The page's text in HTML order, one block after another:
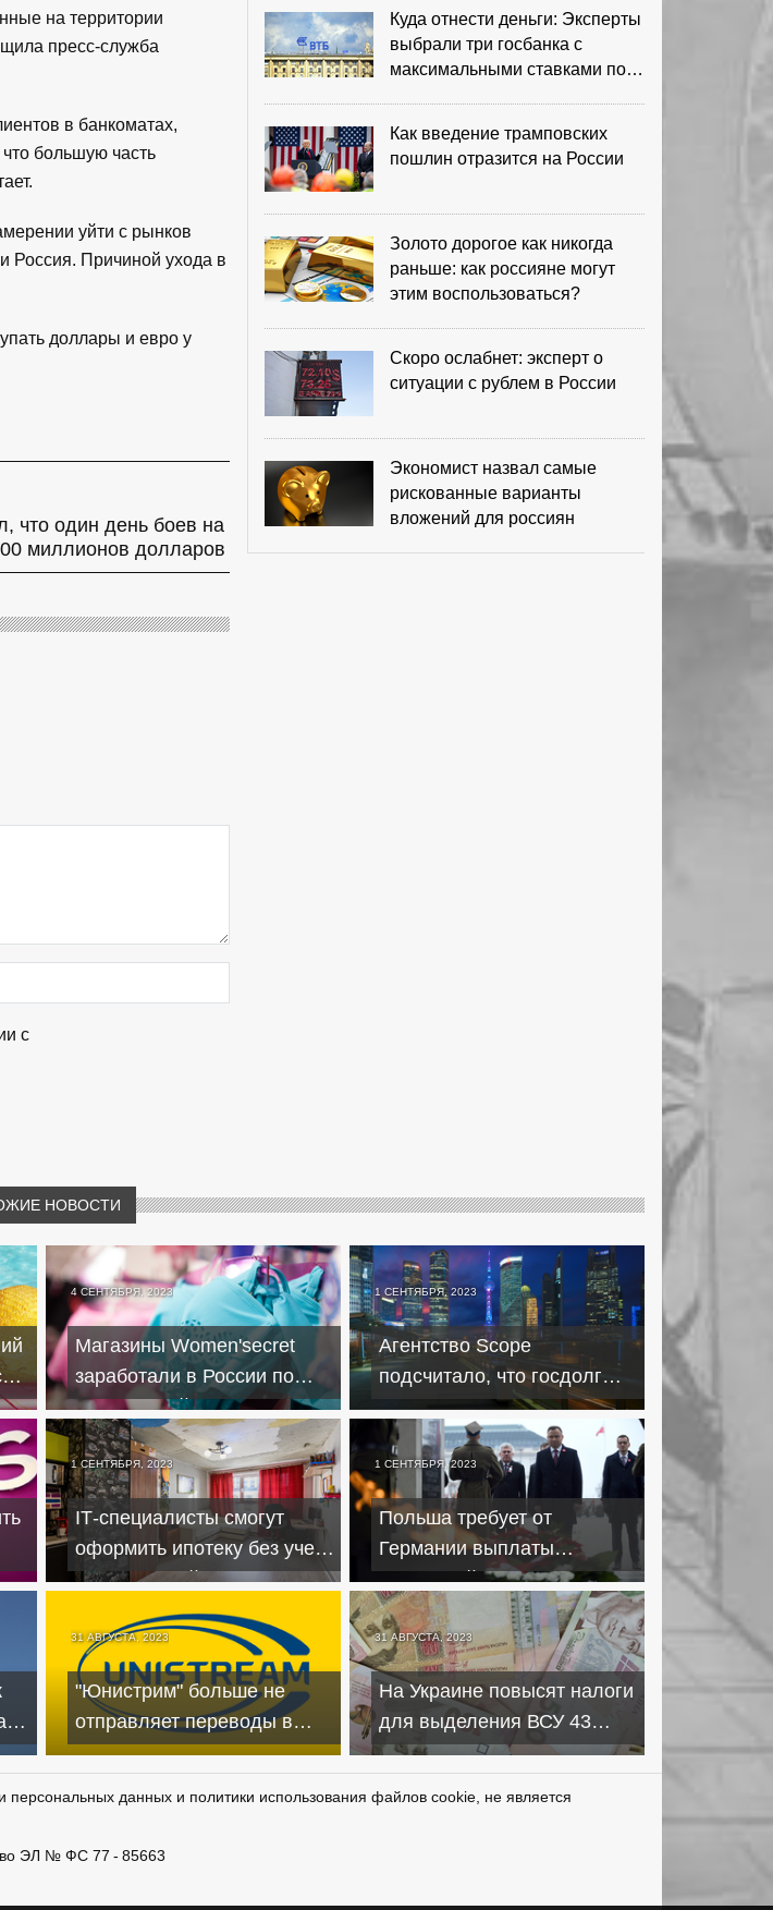
на территории
пресс-служба
в банкоматах,
большую часть
уйти с рынков
Россия. Причиной ухода в
доллары и евро у
что один день боев на
миллионов долларов
с
Куда отнести деньги: Эксперты
выбрали три госбанка с
максимальными ставками по
Как введение трамповских
пошлин отразится на России
Золото дорогое как никогда
раньше: как россияне могут
этим воспользоваться?
Скоро ослабнет: эксперт о
ситуации с рублем в России
Экономист назвал самые
рискованные варианты
вложений для россиян
НОВОСТИ
4 СЕНТЯБРЯ, 2023
Магазины Women'secret
заработали в России по
белорусской франшизе
1 СЕНТЯБРЯ, 2023
Агентство Scope
подсчитало, что госдолг
Китая превысит ВВП к 2027
году
1 СЕНТЯБРЯ, 2023
IТ-специалисты смогут
оформить ипотеку без учета
минимальной зарплаты
1 СЕНТЯБРЯ, 2023
Польша требует от
Германии выплаты
репараций, чтобы
сотрудничать в будущем
–
31 АВГУСТА, 2023
"Юнистрим" больше не
отправляет переводы в
валюте в Таджикистан и из
31 АВГУСТА, 2023
На Украине повысят налоги
для выделения ВСУ 43
миллиардов долларов
данных и политики использования файлов cookie, не является
ЭЛ № ФС 77 - 85663